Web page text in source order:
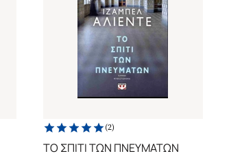
(2)
ΤΟ ΣΠΙΤΙ ΤΩΝ ΠΝΕΥΜΑΤΩΝ